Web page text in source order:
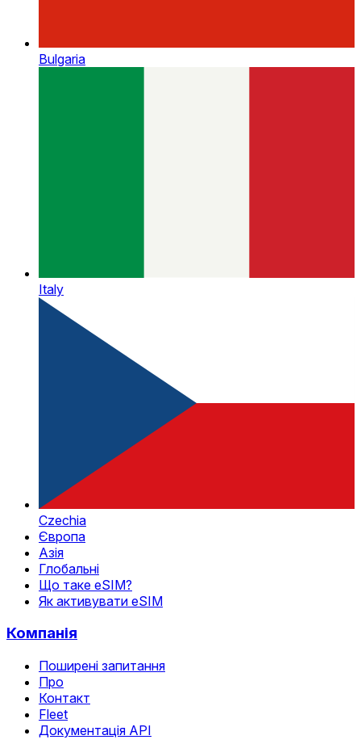
Bulgaria
Italy
Czechia
Європа
Азія
Глобальні
Що таке eSIM?
Як активувати eSIM
Компанія
Поширені запитання
Про
Контакт
Fleet
Документація API